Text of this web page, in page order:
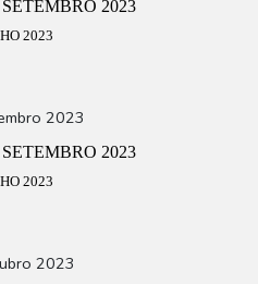
2023
2023
2023
2023